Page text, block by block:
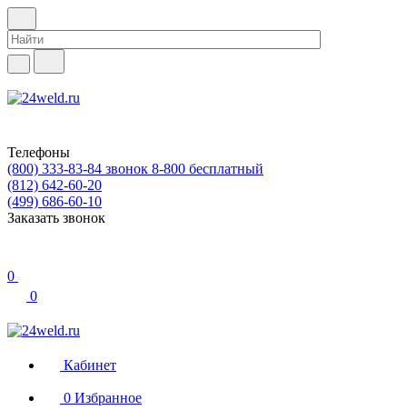
Телефоны
(800) 333-83-84 звонок 8-800 бесплатный
(812) 642-60-20
(499) 686-60-10
Заказать звонок
0
0
Кабинет
0 Избранное